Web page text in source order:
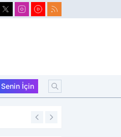
Senin İçin
21:40